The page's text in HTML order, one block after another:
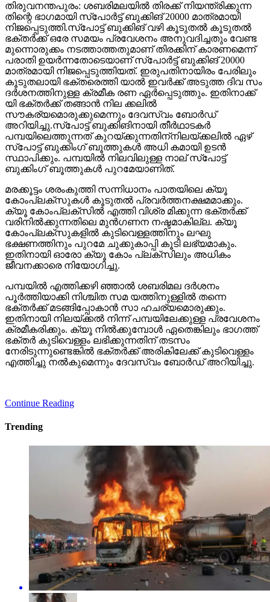
തിരുവനന്തപുരം: ശബരിമലയില്‍ തിരക്ക് നിയന്ത്രിക്കുന്ന
തിന്റെ ഭാഗമായി സ്‌പോര്‍ട്ട് ബുക്കിങ് 20000 മാത്രമായി
നിജപ്പെടുത്തി.സ്‌പോട്ട് ബുക്കിങ് വഴി കൂടുതല്‍ കൂടുതല്‍
ഭക്തര്‍ക്ക് ഒരേ സമയം പ്രവേശനം അനുവദിച്ചതും വേണ്ട
മുന്നൊരുക്കം നടത്താത്തതുമാണ് തിരക്കിന് കാരണമെന്ന്
പരാതി ഉയര്‍ന്നതോടെയാണ് സ്‌പോര്‍ട്ട് ബുക്കിങ് 20000
മാത്രമായി നിജപ്പെടുത്തിയത്. ഇരുപതിനായിരം പേരിലും
കൂടുതലായി ഭക്തരെത്തി യാല്‍ ഇവര്‍ക്ക് അടുത്ത ദിവ സം
ദര്‍ശനത്തിനുള്ള ക്രമീക രണ ഏര്‍പ്പെടുത്തും. ഇതിനാക്ക്
യി ഭക്തര്‍ക്ക് തങ്ങാന്‍ നില ക്കലില്‍
സൗകര്യമൊരുക്കുമെന്നും ദേവസ്വം ബോര്‍ഡ്
അറിയിച്ചു.സ്‌പോട്ട് ബുക്കിങിനായി തീര്‍ഥാടകര്‍
പമ്പയിലെത്തുന്നത് കുറയ്ക്കുന്നതിന്‌നിലയ്ക്കലില്‍ ഏഴ്
സ്‌പോട്ട് ബുക്കിംഗ് ബൂത്തുകള്‍ അധി കമായി ഉടന്‍
സ്ഥാപിക്കും. പമ്പയില്‍ നിലവിലുള്ള നാല് സ്‌പോട്ട്
ബുക്കിംഗ് ബൂത്തുകള്‍ പുറമേയാണിത്.
മരക്കൂട്ടം ശരംകുത്തി സന്നിധാനം പാതയിലെ ക്യൂ
കോംപ്ലക്സുകള്‍ കൂടുതല്‍ പ്രവര്‍ത്തനക്ഷമമാക്കും.
ക്യൂ കോംപ്ലക്‌സില്‍ എത്തി വിശ്ര മിക്കുന്ന ഭക്തര്‍ക്ക്
വരിനില്‍ക്കുന്നതിലെ മുന്‍ഗണന നഷ്ടമാകില്ല. ക്യൂ
കോംപ്ലക്സുകളില്‍ കുടിവെള്ളത്തിനും ലഘു
ഭക്ഷണത്തിനും പുറമേ ചുക്കുകാപ്പി കൂടി ലഭ്യമാകും.
ഇതിനായി ഓരോ ക്യൂ കോം പ്ലക്‌സിലും അധികം
ജീവനക്കാരെ നിയോഗിച്ചു.
പമ്പയില്‍ എത്തിക്കഴി ഞ്ഞാല്‍ ശബരിമല ദര്‍ശനം
പൂര്‍ത്തിയാക്കി നിശ്ചിത സമ യത്തിനുള്ളില്‍ തന്നെ
ഭക്തര്‍ക്ക് മടങ്ങിപ്പോകാന്‍ സാ ഹചര്യമൊരുക്കും.
ഇതിനായി നിലയ്ക്കല്‍ നിന്ന് പമ്പയിലേക്കുള്ള പ്രവേശനം
ക്രമീകരിക്കും. ക്യൂ നില്‍ക്കുമ്പോള്‍ ഏതെങ്കിലും ഭാഗത്ത്
ഭക്തര്‍ കുടിവെള്ളം ലഭിക്കുന്നതിന് തടസം
നേരിടുന്നുണ്ടെങ്കില്‍ ഭക്തര്‍ക്ക് അരികിലേക്ക് കുടിവെള്ളം
എത്തിച്ചു നല്‍കുമെന്നും ദേവസ്വം ബോര്‍ഡ് അറിയിച്ചു.
Continue Reading
Trending